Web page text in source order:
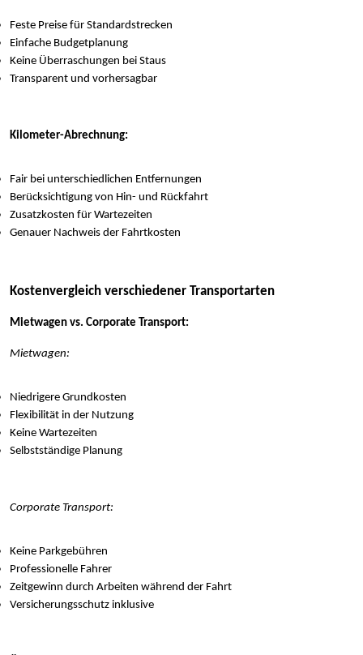
Feste Preise für Standardstrecken
Einfache Budgetplanung
Keine Überraschungen bei Staus
Transparent und vorhersagbar
Kilometer-Abrechnung:
Fair bei unterschiedlichen Entfernungen
Berücksichtigung von Hin- und Rückfahrt
Zusatzkosten für Wartezeiten
Genauer Nachweis der Fahrtkosten
Kostenvergleich verschiedener Transportarten
Mietwagen vs. Corporate Transport:
Mietwagen:
Niedrigere Grundkosten
Flexibilität in der Nutzung
Keine Wartezeiten
Selbstständige Planung
Corporate Transport:
Keine Parkgebühren
Professionelle Fahrer
Zeitgewinn durch Arbeiten während der Fahrt
Versicherungsschutz inklusive